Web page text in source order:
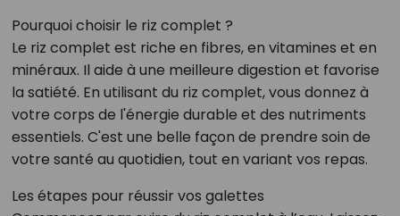
Pourquoi choisir le riz complet ?
Le riz complet est riche en fibres, en vitamines et en
minéraux. Il aide à une meilleure digestion et favorise
la satiété. En utilisant du riz complet, vous donnez à
votre corps de l'énergie durable et des nutriments
essentiels. C'est une belle façon de prendre soin de
votre santé au quotidien, tout en variant vos repas.
Les étapes pour réussir vos galettes